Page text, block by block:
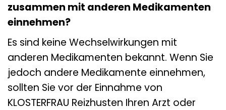
zusammen mit anderen Medikamenten
einnehmen?
Es sind keine Wechselwirkungen mit
anderen Medikamenten bekannt. Wenn Sie
jedoch andere Medikamente einnehmen,
sollten Sie vor der Einnahme von
KLOSTERFRAU Reizhusten Ihren Arzt oder